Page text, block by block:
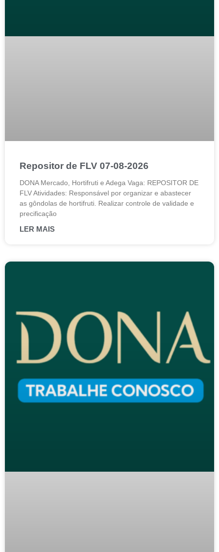
Repositor de FLV 07-08-2026
DONA Mercado, Hortifruti e Adega Vaga: REPOSITOR DE
FLV Atividades: Responsável por organizar e abastecer
as gôndolas de hortifruti. Realizar controle de validade e
precificação
LER MAIS